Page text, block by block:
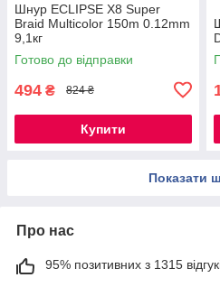
Шнур ECLIPSE X8 Super
Braid Multicolor 150m 0.12mm
9,1кг
Готово до відправки
494 ₴ 824 ₴
Купити
Показати
Про нас
95% позитивних з 1315